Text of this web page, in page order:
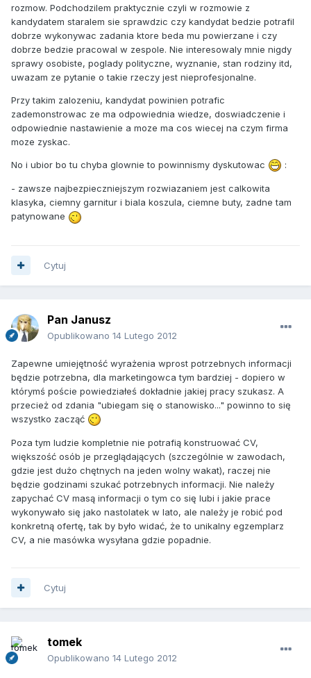
rozmow. Podchodzilem praktycznie czyli w rozmowie z
kandydatem staralem sie sprawdzic czy kandydat bedzie potrafil
dobrze wykonywac zadania ktore beda mu powierzane i czy
dobrze bedzie pracowal w zespole. Nie interesowaly mnie nigdy
sprawy osobiste, poglady polityczne, wyznanie, stan rodziny itd,
uwazam ze pytanie o takie rzeczy jest nieprofesjonalne.
Przy takim zalozeniu, kandydat powinien potrafic
zademonstrowac ze ma odpowiednia wiedze, doswiadczenie i
odpowiednie nastawienie a moze ma cos wiecej na czym firma
moze zyskac.
No i ubior bo tu chyba glownie to powinnismy dyskutowac :
- zawsze najbezpieczniejszym rozwiazaniem jest calkowita
klasyka, ciemny garnitur i biala koszula, ciemne buty, zadne tam
patynowane
Cytuj
Pan Janusz
Opublikowano 14 Lutego 2012
Zapewne umiejętność wyrażenia wprost potrzebnych informacji
będzie potrzebna, dla marketingowca tym bardziej - dopiero w
którymś poście powiedziałeś dokładnie jakiej pracy szukasz. A
przecież od zdania "ubiegam się o stanowisko..." powinno to się
wszystko zacząć
Poza tym ludzie kompletnie nie potrafią konstruować CV,
większość osób je przeglądających (szczególnie w zawodach,
gdzie jest dużo chętnych na jeden wolny wakat), raczej nie
będzie godzinami szukać potrzebnych informacji. Nie należy
zapychać CV masą informacji o tym co się lubi i jakie prace
wykonywało się jako nastolatek w lato, ale należy je robić pod
konkretną ofertę, tak by było widać, że to unikalny egzemplarz
CV, a nie masówka wysyłana gdzie popadnie.
Cytuj
tomek
Opublikowano 14 Lutego 2012